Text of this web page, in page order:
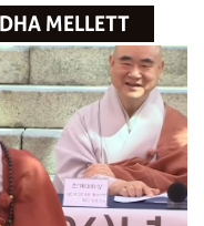
MELLETT